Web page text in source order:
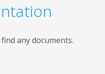
any documents.